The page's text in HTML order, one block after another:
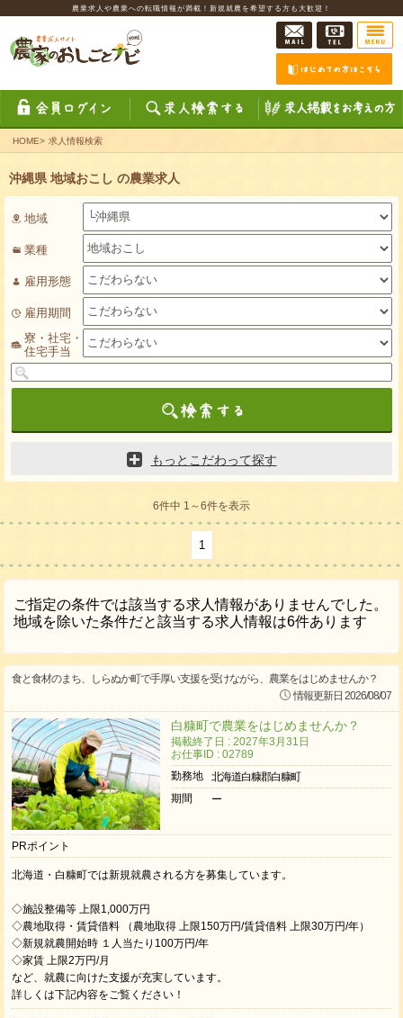
農業求人や農業への転職情報が満載！新規就農を希望する方も大歓迎！
HOME> 求人情報検索
沖縄県 地域おこし の農業求人
地域
業種
雇用形態
雇用期間
寮・社宅・
住宅手当
もっとこだわって探す
6件中 1～6件を表示
1
ご指定の条件では該当する求人情報がありませんでした。
地域を除いた条件だと該当する求人情報は6件あります
食と食材のまち、しらぬか町で手厚い支援を受けながら、農業をはじめませんか？
情報更新日 2026/08/07
白糠町で農業をはじめませんか？
掲載終了日 : 2027年3月31日
お仕事ID : 02789
勤務地
北海道白糠郡白糠町
期間
ー
PRポイント
北海道・白糠町では新規就農される方を募集しています。
◇施設整備等 上限1,000万円
◇農地取得・賃貸借料 （農地取得 上限150万円/賃貸借料 上限30万円/年）
◇新規就農開始時 １人当たり100万円/年
◇家賃 上限2万円/月
など、就農に向けた支援が充実しています。
詳しくは下記内容をご覧ください！